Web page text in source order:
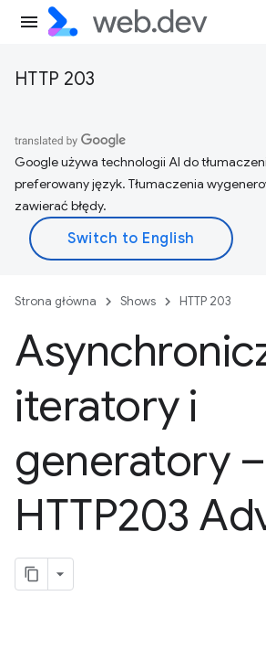
HTTP 203
Google używa technologii AI do
preferowany język. Tłumaczenia
zawierać błędy.
Strona główna Shows HTTP 203
iteratory i
generatory –
HTTP203